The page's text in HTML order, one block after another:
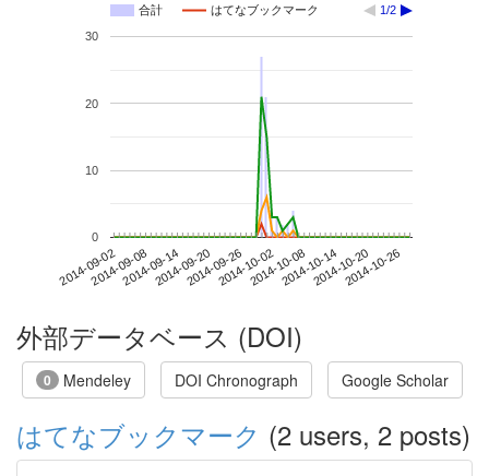
合計 はてなブックマーク 1/2
2014-09-022014-09-082014-09-142014-09-202014-09-262014-10-022014-10-082014-10-142014-10-202014-10-26
0
10
20
30
外部データベース (DOI)
0 Mendeley DOI Chronograph Google Scholar
はてなブックマーク (2 users, 2 posts)